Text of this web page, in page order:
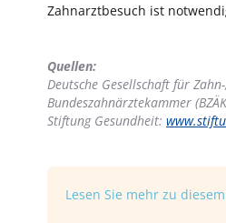
Zahnarztbesuch ist
Quellen:
Deutsche Gesellschaft für
Bundeszahnärztekammer
Stiftung Gesundheit:
Lesen Sie mehr zu